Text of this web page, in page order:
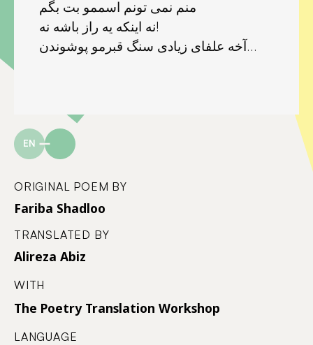
منم نمی تونم اسممو بت بگم
نه اینکه یه راز باشه نه!
آخه علفای زیادی سنگ قبرمو پوشوندن…
EN
ORIGINAL POEM BY
Fariba Shadloo
TRANSLATED BY
Alireza Abiz
WITH
The Poetry Translation Workshop
LANGUAGE